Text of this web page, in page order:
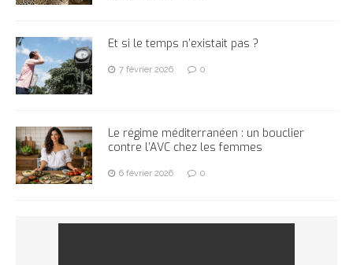
Et si le temps n’existait pas ?
7 février 2026 0
Le régime méditerranéen : un bouclier
contre l’AVC chez les femmes
6 février 2026 0